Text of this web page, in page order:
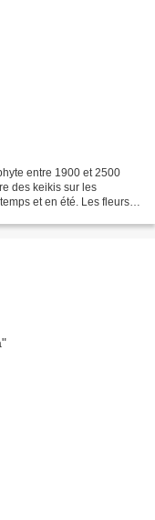
entre 1900 et 2500
des keikis sur les
et en été. Les fleurs